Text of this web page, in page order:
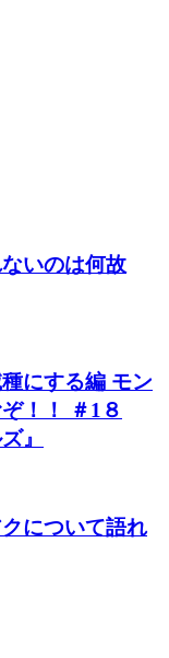
いのは何故
にする編 モン
！！ ＃1８
』
について語れ